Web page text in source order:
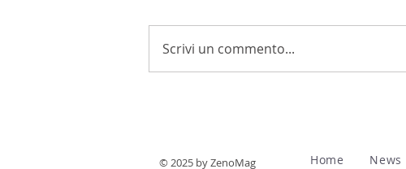
Scrivi un commento...
© 2025 by ZenoMag Home News